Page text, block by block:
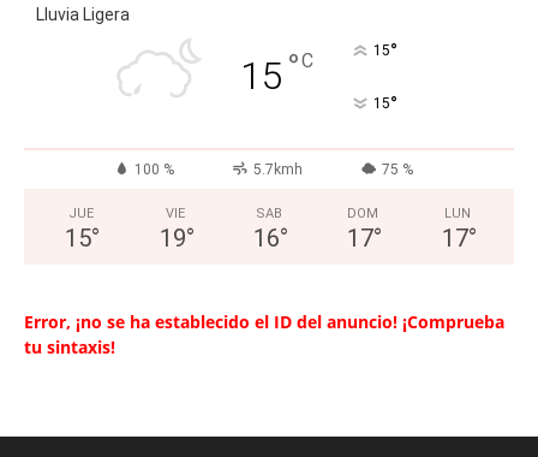
Lluvia Ligera
15 °C 15°
15°
100 % 5.7kmh 75 %
JUE
15°
VIE
19°
SAB
16°
DOM
17°
LUN
17°
Error, ¡no se ha establecido el ID del anuncio! ¡Comprueba
tu sintaxis!